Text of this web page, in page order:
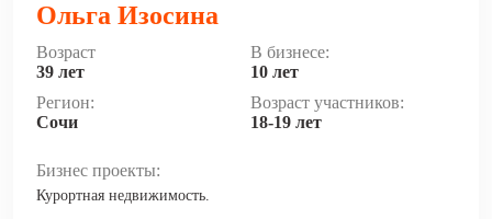
Ольга Изосина
Возраст
39 лет
В бизнесе:
10 лет
Регион:
Сочи
Возраст участников:
18-19 лет
Бизнес проекты:
Курортная недвижимость.